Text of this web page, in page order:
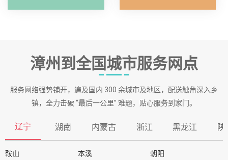
漳州到全国城市服务网点
服务网络强势铺开，遍及国内 300 余城市及地区，配送触角深入乡
镇，全力击破 “最后一公里” 难题，贴心服务到家门。
辽宁 湖南 内蒙古 浙江 黑龙江 陕
鞍山 本溪
朝阳